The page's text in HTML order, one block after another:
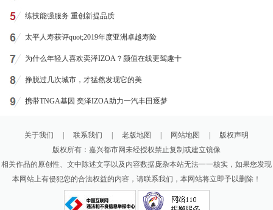
练技能强服务 重创新提品质
太平人寿获评quot;2019年度亚洲卓越寿险
为什么年轻人喜欢奕泽IZOA？颜值在线更驾趣十
挣脱过几次城市，才猛然发现它的美
携带TNGA基因 奕泽IZOA助力一汽丰田逐梦
关于我们 联系我们 老版地图 网站地图
版权声明
版权所有：嘉兴都市网未经授权禁止复制或建立镜像
相关作品的原创性、文中陈述文字以及内容数据庞杂本站无法一一核实，如果您发现
本网站上有侵犯您的合法权益的内容，请联系我们，本网站将立即予以删除！